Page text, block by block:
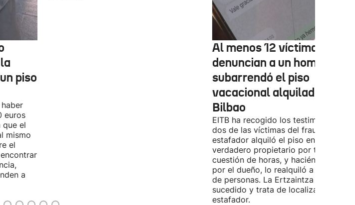
piso
euros
que el
mismo
el
a
Al menos 12 víctimas
denuncian a un hombre
subarrendó el piso
vacacional alquilado en
Bilbao
EITB ha recogido los testimonios de
dos de las víctimas del fraude. El
estafador alquiló el piso en Airbnb a
verdadero propietario por tres días.
cuestión de horas, y haciéndose
por el dueño, lo realquiló a una
de personas. La Ertzaintza investiga
sucedido y trata de localizar al
estafador.